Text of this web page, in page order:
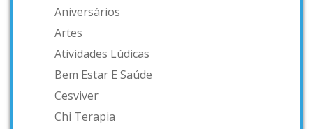
Aniversários
Artes
Atividades Lúdicas
Bem Estar E Saúde
Cesviver
Chi Terapia